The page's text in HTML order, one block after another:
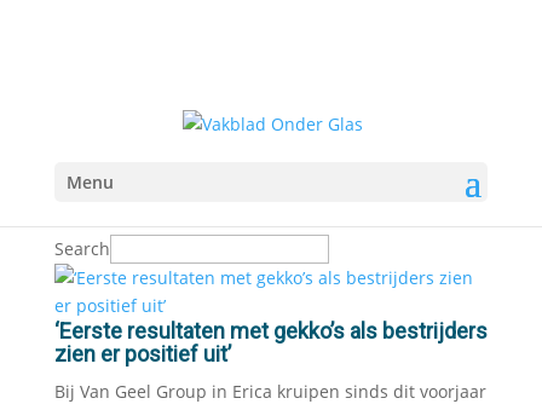
Menu
Search
‘Eerste resultaten met gekko’s als bestrijders
zien er positief uit’
Bij Van Geel Group in Erica kruipen sinds dit voorjaar